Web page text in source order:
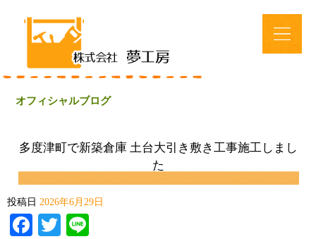
オフィシャルブログ
多度津町で新築倉庫 土台大引き敷き工事施工しまし
た
投稿日 2026年6月29日
Facebook
Twitter